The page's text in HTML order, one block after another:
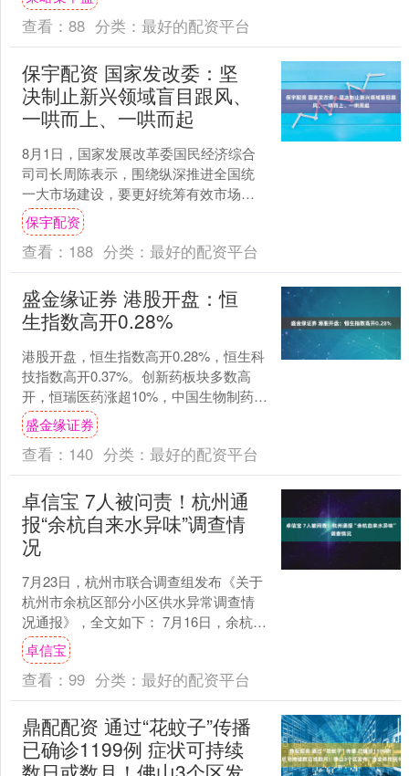
董....
查看： 88 分类： 最好的配资平台
保宇配资 国家发改委：坚
决制止新兴领域盲目跟风、
一哄而上、一哄而起
8月1日，国家发展改革委国民经济综合
司司长周陈表示，围绕纵深推进全国统
一大市场建设，要更好统筹有效市场和
有为政府，更好统筹做优增量和盘活存
量。在盘活存量方面，重....
保宇配资
查看： 188 分类： 最好的配资平台
盛金缘证券 港股开盘：恒
生指数高开0.28%
港股开盘，恒生指数高开0.28%，恒生科
技指数高开0.37%。创新药板块多数高
开，恒瑞医药涨超10%，中国生物制药涨
超2%。 文章来源：东方财富Choice数
据....
盛金缘证券
查看： 140 分类： 最好的配资平台
卓信宝 7人被问责！杭州通
报“余杭自来水异味”调查情
况
7月23日，杭州市联合调查组发布《关于
杭州市余杭区部分小区供水异常调查情
况通报》，全文如下： 7月16日，余杭区
部分小区发生供水异常。事情发生后，
杭州市委、市政....
卓信宝
查看： 99 分类： 最好的配资平台
鼎配配资 通过“花蚊子”传播
已确诊1199例 症状可持续